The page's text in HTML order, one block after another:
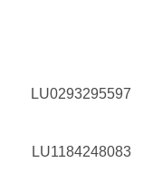
LU0293295597
LU1184248083